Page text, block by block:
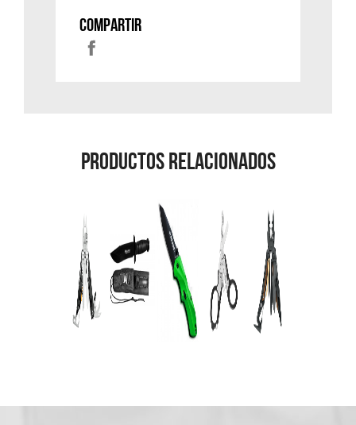
Compartir
Productos Relacionados